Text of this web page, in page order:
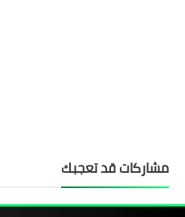
مشاركات قد تعجبك